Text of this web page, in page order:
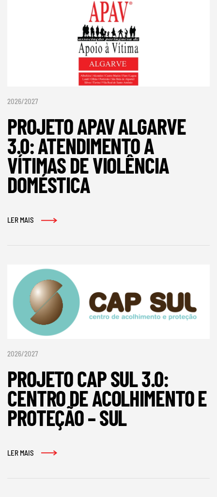
2026/2027
PROJETO APAV ALGARVE
3.0: ATENDIMENTO A
VÍTIMAS DE VIOLÊNCIA
DOMÉSTICA
LER MAIS
2026/2027
PROJETO CAP SUL 3.0:
CENTRO DE ACOLHIMENTO E
PROTEÇÃO – SUL
LER MAIS